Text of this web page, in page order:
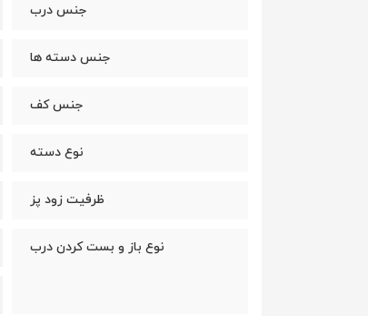
جنس درب
جنس دسته ها
جنس کف
نوع دسته
ظرفیت زود پز
نوع باز و بست کردن درب